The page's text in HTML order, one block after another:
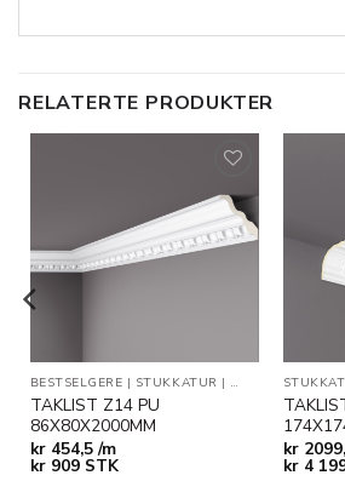
RELATERTE PRODUKTER
Legg til
i
ønskeliste
BESTSELGERE | STUKKATUR | TAKLISTER
TAKLIST Z14 PU
86X80X2000MM
kr454,5 /m
kr909 STK
kr
kr4